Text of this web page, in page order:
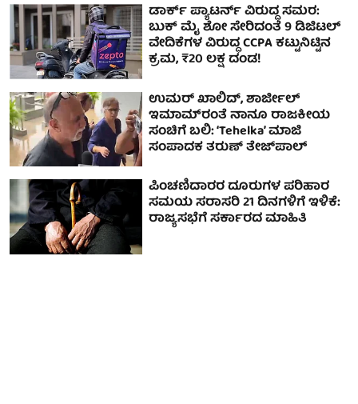
ಡಾರ್ಕ್‌ ಪ್ಯಾಟರ್ನ್‌ ವಿರುದ್ಧ ಸಮರ:
ಬುಕ್ ಮೈ ಶೋ ಸೇರಿದಂತೆ 9 ಡಿಜಿಟಲ್‌
ವೇದಿಕೆಗಳ ವಿರುದ್ಧ CCPA ಕಟ್ಟುನಿಟ್ಟಿನ
ಕ್ರಮ, ₹20 ಲಕ್ಷ ದಂಡ!
ಉಮರ್ ಖಾಲಿದ್, ಶಾರ್ಜೀಲ್
ಇಮಾಮ್‌ರಂತೆ ನಾನೂ ರಾಜಕೀಯ
ಸಂಚಿಗೆ ಬಲಿ: ‘Tehelka’ ಮಾಜಿ
ಸಂಪಾದಕ ತರುಣ್ ತೇಜ್‌ಪಾಲ್‌
ಪಿಂಚಣಿದಾರರ ದೂರುಗಳ ಪರಿಹಾರ
ಸಮಯ ಸರಾಸರಿ 21 ದಿನಗಳಿಗೆ ಇಳಿಕೆ:
ರಾಜ್ಯಸಭೆಗೆ ಸರ್ಕಾರದ ಮಾಹಿತಿ